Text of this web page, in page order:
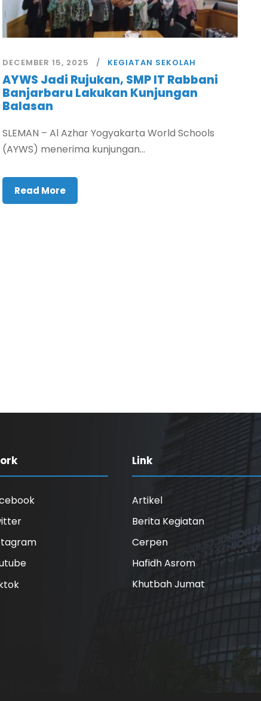
DECEMBER 15, 2025 KEGIATAN SEKOLAH
AYWS Jadi Rujukan, SMP IT Rabbani
Banjarbaru Lakukan Kunjungan
Balasan
SLEMAN – Al Azhar Yogyakarta World Schools
(AYWS) menerima kunjungan...
Read More
Link
Artikel
Berita Kegiatan
Cerpen
Hafidh Asrom
Khutbah Jumat